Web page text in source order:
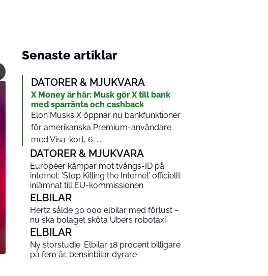
Senaste artiklar
DATORER & MJUKVARA
X Money är här: Musk gör X till bank
med sparränta och cashback
Elon Musks X öppnar nu bankfunktioner
för amerikanska Premium-användare
med Visa-kort, 6…...
DATORER & MJUKVARA
Européer kämpar mot tvångs-ID på
internet: ’Stop Killing the Internet’ officiellt
inlämnat till EU-kommissionen
ELBILAR
Hertz sålde 30 000 elbilar med förlust –
nu ska bolaget sköta Ubers robotaxi
ELBILAR
Ny storstudie: Elbilar 18 procent billigare
på fem år, bensinbilar dyrare